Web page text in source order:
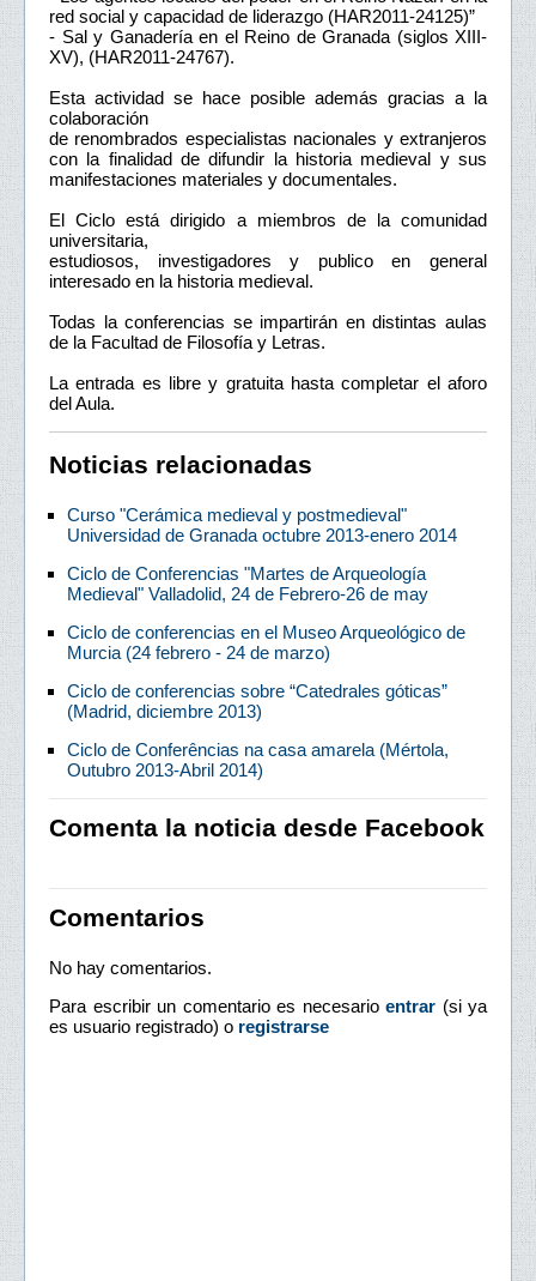
red social y capacidad de liderazgo (HAR2011-24125)”
- Sal y Ganadería en el Reino de Granada (siglos XIII-
XV), (HAR2011-24767).
Esta actividad se hace posible además gracias a la
colaboración
de renombrados especialistas nacionales y extranjeros
con la finalidad de difundir la historia medieval y sus
manifestaciones materiales y documentales.
El Ciclo está dirigido a miembros de la comunidad
universitaria,
estudiosos, investigadores y publico en general
interesado en la historia medieval.
Todas la conferencias se impartirán en distintas aulas
de la Facultad de Filosofía y Letras.
La entrada es libre y gratuita hasta completar el aforo
del Aula.
Noticias relacionadas
Curso "Cerámica medieval y postmedieval"
Universidad de Granada octubre 2013-enero 2014
Ciclo de Conferencias "Martes de Arqueología
Medieval" Valladolid, 24 de Febrero-26 de may
Ciclo de conferencias en el Museo Arqueológico de
Murcia (24 febrero - 24 de marzo)
Ciclo de conferencias sobre “Catedrales góticas”
(Madrid, diciembre 2013)
Ciclo de Conferências na casa amarela (Mértola,
Outubro 2013-Abril 2014)
Comenta la noticia desde Facebook
Comentarios
No hay comentarios.
Para escribir un comentario es necesario entrar (si ya
es usuario registrado) o registrarse